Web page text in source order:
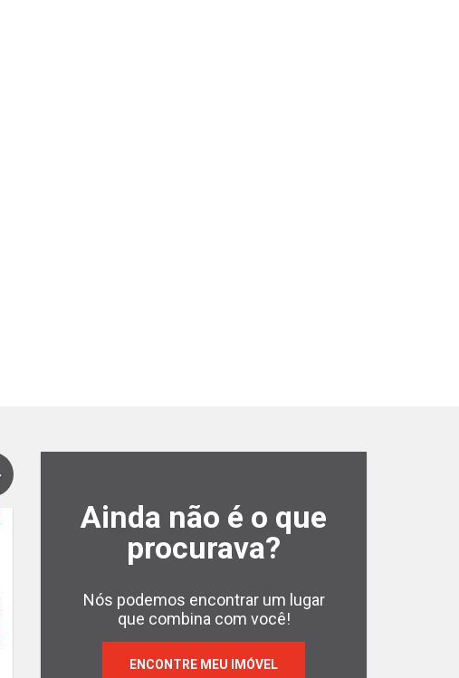
Apartamento 3
Ainda não é o que
procurava?
Nós podemos encontrar um lugar
que combina com você!
ENCONTRE MEU IMÓVEL